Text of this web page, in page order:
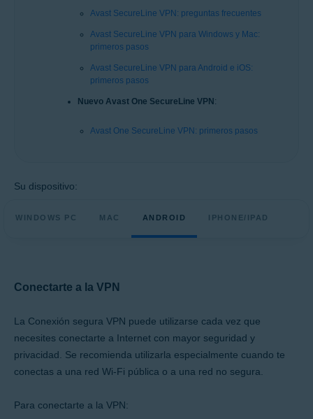
Avast SecureLine VPN: preguntas frecuentes
Avast SecureLine VPN para Windows y Mac:
primeros pasos
Avast SecureLine VPN para Android e iOS:
primeros pasos
Nuevo Avast One SecureLine VPN :
Avast One SecureLine VPN: primeros pasos
Su dispositivo:
WINDOWS PC MAC ANDROID IPHONE/IPAD
Conectarte a la VPN
La Conexión segura VPN puede utilizarse cada vez que
necesites conectarte a Internet con mayor seguridad y
privacidad. Se recomienda utilizarla especialmente cuando te
conectas a una red Wi-Fi pública o a una red no segura.
Para conectarte a la VPN: